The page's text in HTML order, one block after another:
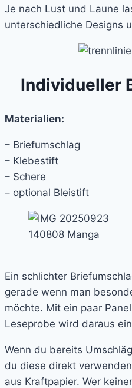
Je nach Lust und Laune
unterschiedliche Designs
Individueller
Materialien:
– Briefumschlag
– Klebestift
– Schere
– optional Bleistift
Ein schlichter
gerade wenn man
möchte. Mit ein paar
Leseprobe wird daraus
Wenn du bereits
du diese direkt
aus Kraftpapier. Wer